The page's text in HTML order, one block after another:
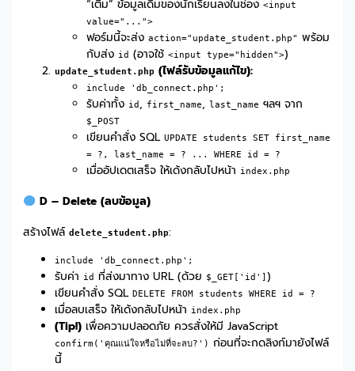
“เติม” ข้อมูลเดิมของนักเรียนลงในช่อง<input
value="...">
ฟอร์มนี้จะส่งaction="update_student.php" พร้อม
กับส่ง id (อาจใช้<input type="hidden">)
update_student.php (ไฟล์รับข้อมูลแก้ไข):
include 'db_connect.php';
รับค่าทั้ง id , first_name,last_name ฯลฯ จาก
$_POST
เขียนคำสั่ง SQLUPDATE students SET first_name
= ?, last_name = ? ... WHERE id = ?
เมื่ออัปเดตเสร็จ ให้เด้งกลับไปหน้า index.php
D – Delete (ลบข้อมูล)
สร้างไฟล์delete_student.php:
include 'db_connect.php';
รับค่า id ที่ส่งมาทาง URL (ด้วย $_GET['id'] )
เขียนคำสั่ง SQLDELETE FROM students WHERE id = ?
เมื่อลบเสร็จ ให้เด้งกลับไปหน้า index.php
(Tip!) เพื่อความปลอดภัย ควรสั่งให้มี JavaScript
confirm('คุณแน่ใจหรือไม่ที่จะลบ?') ก่อนที่จะกดลิงก์มายังไฟล์
นี้